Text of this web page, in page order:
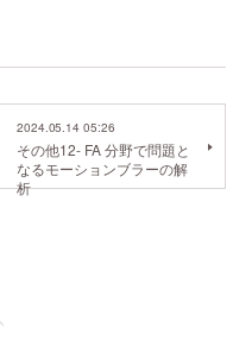
2024.05.14 05:26
その他12- FA 分野で問題と
なるモーションブラーの解
析